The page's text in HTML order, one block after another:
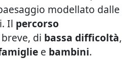
modellato dalle
Il percorso
di bassa difficoltà,
e bambini.